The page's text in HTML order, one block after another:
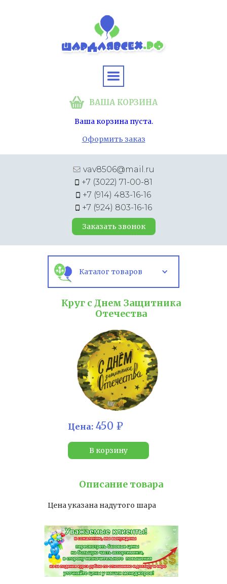
ВАША КОРЗИНА
Ваша корзина пуста.
Оформить заказ
vav8506@mail.ru
+7 (3022) 71-00-81
+7 (914) 483-16-16
+7 (924) 803-16-16
Заказать звонок
Каталог товаров
Круг с Днем Защитника
Отечества
Цена: 450 ₽
В корзину
Описание товара
Цена указана надутого шара